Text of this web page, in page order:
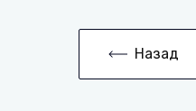
Назад